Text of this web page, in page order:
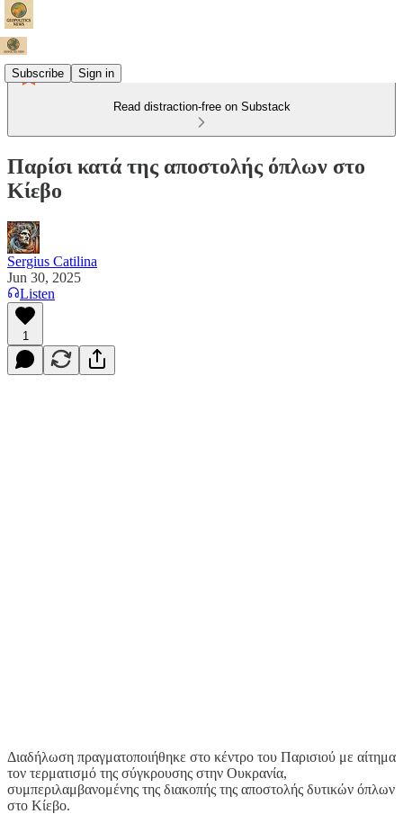
Subscribe Sign in
Read distraction-free on Substack
Παρίσι κατά της αποστολής όπλων στο
Κίεβο
Sergius Catilina
Jun 30, 2025
Listen
1
Διαδήλωση πραγματοποιήθηκε στο κέντρο του Παρισιού με αίτημα
τον τερματισμό της σύγκρουσης στην Ουκρανία,
συμπεριλαμβανομένης της διακοπής της αποστολής δυτικών όπλων
στο Κίεβο.